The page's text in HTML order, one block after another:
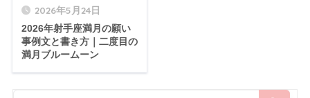
2026年5月24日
2026年射手座満月の願い
事例文と書き方｜二度目の
満月ブルームーン